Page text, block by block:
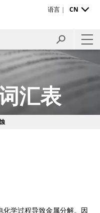
语言 | CN
汇表
学过程导致金属分解。因